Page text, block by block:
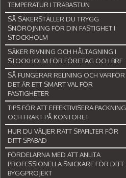
TEMPERATUR I TRÄBASTUN
SÅ SÄKERSTÄLLER DU TRYGG
SNÖRÖJNING FÖR DIN FASTIGHET I
STOCKHOLM
SÄKER RIVNING OCH HÅLTAGNING I
STOCKHOLM FÖR FÖRETAG OCH BRF
SÅ FUNGERAR RELINING OCH VARFÖR
DET ÄR ETT SMART VAL FÖR
FASTIGHETER
TIPS FÖR ATT EFFEKTIVISERA PACKNING
OCH FRAKT PÅ KONTORET
HUR DU VÄLJER RÄTT SPAFILTER FÖR
DITT SPABAD
FÖRDELARNA MED ATT ANLITA
PROFESSIONELLA SNICKARE FÖR DITT
BYGGPROJEKT